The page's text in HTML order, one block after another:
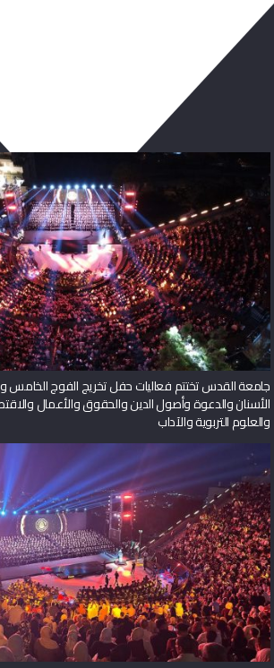
جامعة القدس تختتم فعاليات حفل تخريج الفوج الخامس
الأسنان والدعوة وأصول الدين والحقوق والأعمال
والعلوم التربوية والآداب